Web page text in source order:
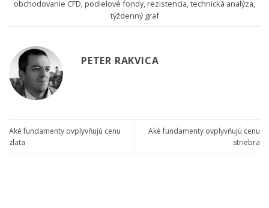
obchodovanie CFD,podielové fondy,rezistencia,technická analýza,
týždenný graf
PETER RAKVICA
Aké fundamenty ovplyvňujú cenu
zlata
Aké fundamenty ovplyvňujú cenu
striebra